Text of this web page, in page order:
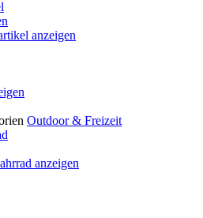
anzeigen
Outdoor & Freizeit
anzeigen